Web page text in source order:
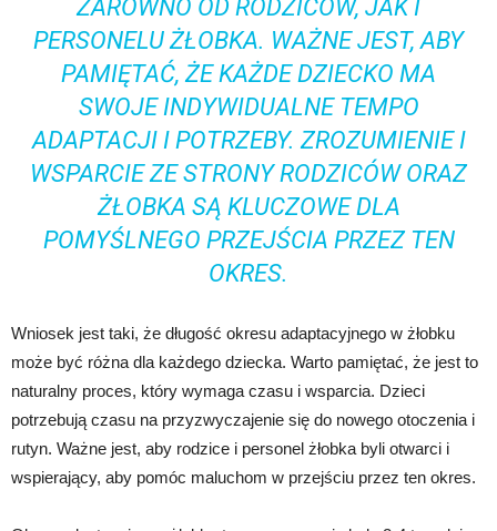
ZARÓWNO OD RODZICÓW, JAK I
PERSONELU ŻŁOBKA. WAŻNE JEST, ABY
PAMIĘTAĆ, ŻE KAŻDE DZIECKO MA
SWOJE INDYWIDUALNE TEMPO
ADAPTACJI I POTRZEBY. ZROZUMIENIE I
WSPARCIE ZE STRONY RODZICÓW ORAZ
ŻŁOBKA SĄ KLUCZOWE DLA
POMYŚLNEGO PRZEJŚCIA PRZEZ TEN
OKRES.
Wniosek jest taki, że długość okresu adaptacyjnego w żłobku
może być różna dla każdego dziecka. Warto pamiętać, że jest to
naturalny proces, który wymaga czasu i wsparcia. Dzieci
potrzebują czasu na przyzwyczajenie się do nowego otoczenia i
rutyn. Ważne jest, aby rodzice i personel żłobka byli otwarci i
wspierający, aby pomóc maluchom w przejściu przez ten okres.